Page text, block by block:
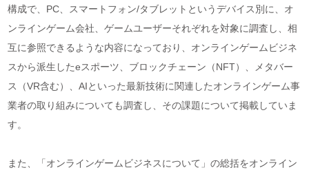
構成で、PC、スマートフォン/タブレットというデバイス別に、オ
ンラインゲーム会社、ゲームユーザーそれぞれを対象に調査し、相
互に参照できるような内容になっており、オンラインゲームビジネ
スから派生したeスポーツ、ブロックチェーン（NFT）、メタバー
ス（VR含む）、AIといった最新技術に関連したオンラインゲーム事
業者の取り組みについても調査し、その課題について掲載していま
す。
また、「オンラインゲームビジネスについて」の総括をオンライン